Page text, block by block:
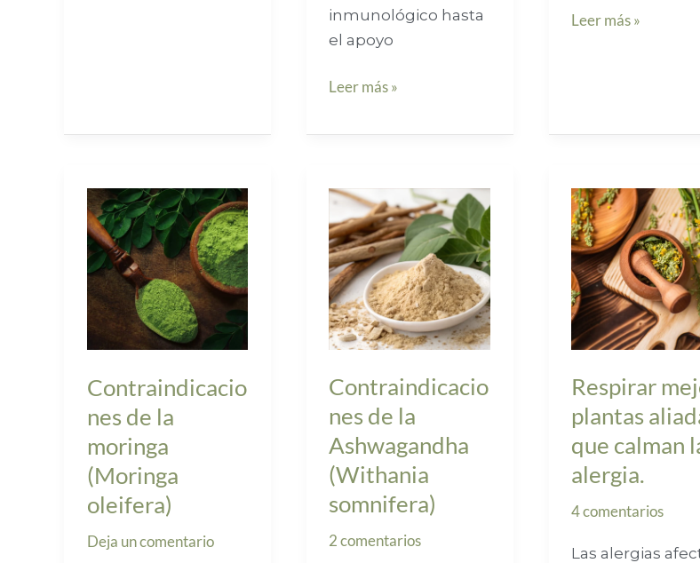
inmunológico hasta
el apoyo
Leer más »
Leer más »
Contraindicacio
nes de la
moringa
(Moringa
oleifera)
Deja un comentario
Contraindicaciones
de
la
moringa
(Moringa
oleifera)
Contraindicacio
nes de la
Ashwagandha
(Withania
somnifera)
2 comentarios
Contraindicaciones
de
la
Ashwagandha
(Withania
somnifera)
Respirar
plantas
que calman
alergia.
4 comentarios
Las alergias
Respirar
mejor:
plantas
aliadas
que
calman
la